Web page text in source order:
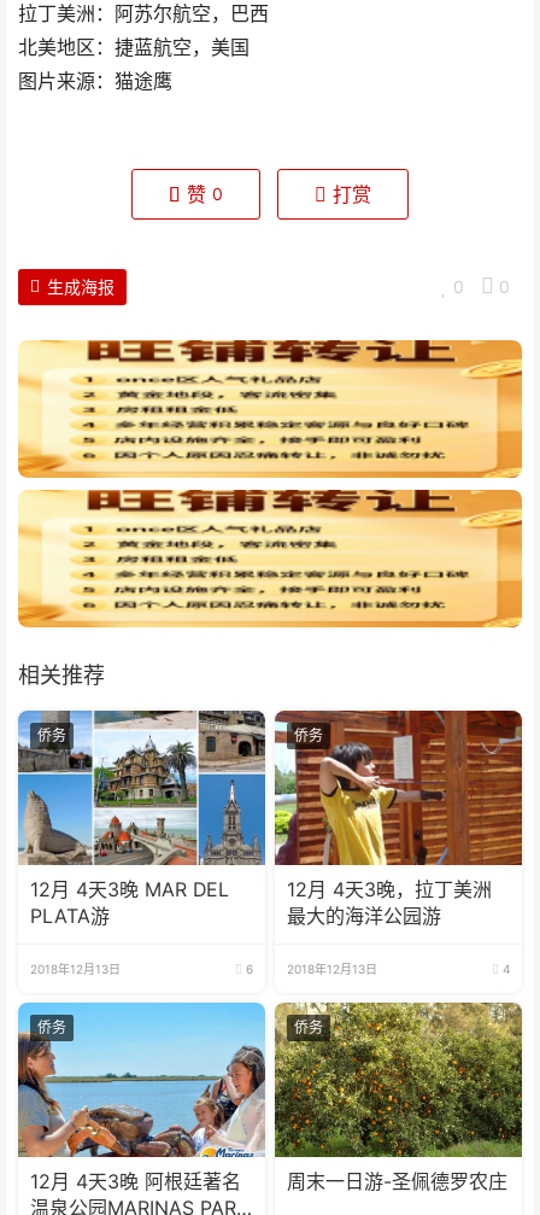
拉丁美洲：阿苏尔航空，巴西
北美地区：捷蓝航空，美国
图片来源：猫途鹰
赞 0 打赏
0 0
生成海报
相关推荐
侨务
12月 4天3晚 MAR DEL
PLATA游
2018年12月13日 6
侨务
12月 4天3晚，拉丁美洲
最大的海洋公园游
2018年12月13日 4
侨务
12月 4天3晚 阿根廷著名
温泉公园MARINAS PARK
侨务
周末一日游-圣佩德罗农庄